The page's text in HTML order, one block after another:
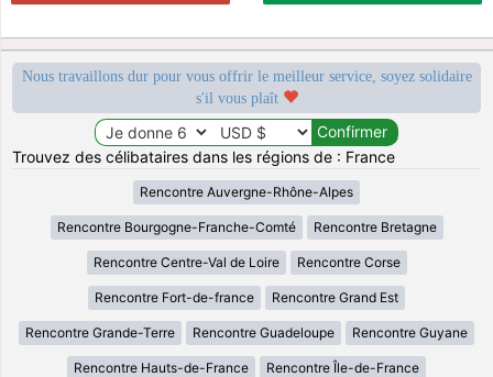
Nous travaillons dur pour vous offrir le meilleur service, soyez solidaire
s'il vous plaît
Trouvez des célibataires dans les régions de : France
Rencontre Auvergne-Rhône-Alpes
Rencontre Bourgogne-Franche-Comté Rencontre Bretagne
Rencontre Centre-Val de Loire Rencontre Corse
Rencontre Fort-de-france Rencontre Grand Est
Rencontre Grande-Terre Rencontre Guadeloupe Rencontre Guyane
Rencontre Hauts-de-France Rencontre Île-de-France